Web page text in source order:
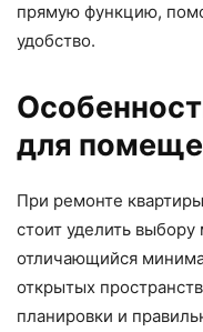
прямую функцию,
удобство.
для
При ремонте
стоит уделить
отличающийся
открытых
планировки и